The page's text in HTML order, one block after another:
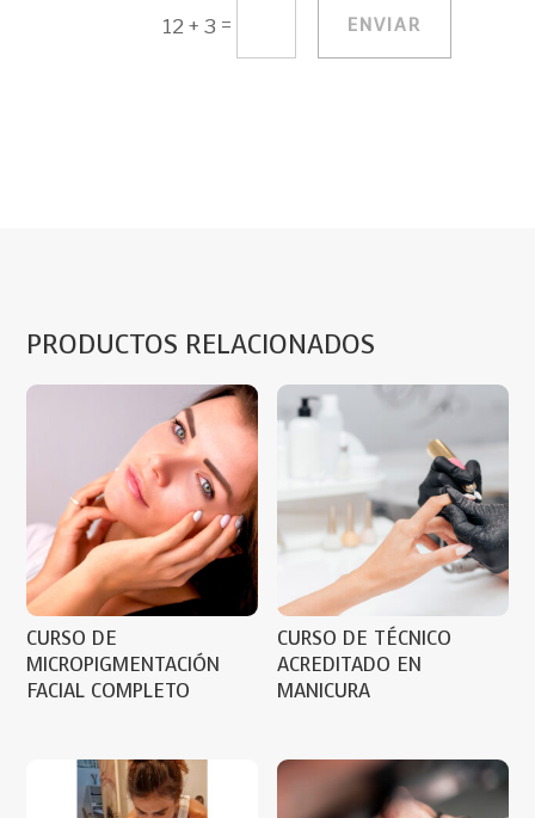
12 + 3 = ENVIAR
PRODUCTOS RELACIONADOS
CURSO DE
MICROPIGMENTACIÓN
FACIAL COMPLETO
CURSO DE TÉCNICO
ACREDITADO EN
MANICURA